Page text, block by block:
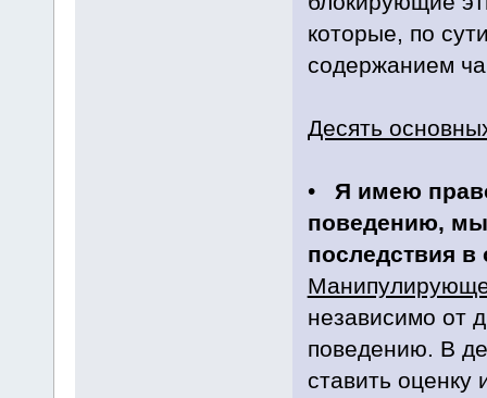
которые, по
содержанием
Десять
• Я имею
поведению,
последствия в
независимо от
поведению. В
ставить